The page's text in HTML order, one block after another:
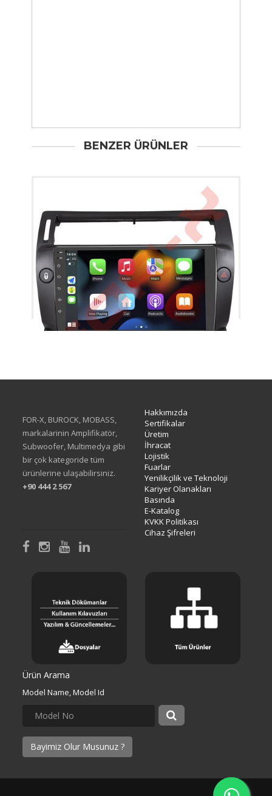
BENZER ÜRÜNLER
FOR-X, BUROCK, MOBASS,
markalarinin Amplifikatör,
Subwoofer, Multimedya gibi
bir çok kategoride tüm
ürünlerine ulaşabilirsiniz.
+90 444 2 567
Hakkımızda
Sertifikalar
Üretim
İhracat
Lojistik
Fuarlar
Yenilikçilik ve Teknoloji
Kariyer Olanakları
Basında
E-Katalog
KVKK Politikası
Cihaz Şifreleri
Ürün Arama
Model Name, Model Id
Bayimiz Olur Musunuz ?